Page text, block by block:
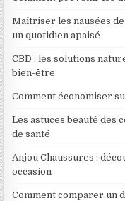
Maîtriser les nausées
un quotidien apaisé
CBD : les solutions
bien-être
Comment économiser
Les astuces beauté des
de santé
Anjou Chaussures :
occasion
Comment comparer un